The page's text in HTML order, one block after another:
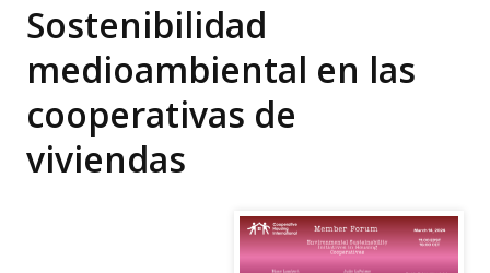
Sostenibilidad
medioambiental en las
cooperativas de
viviendas